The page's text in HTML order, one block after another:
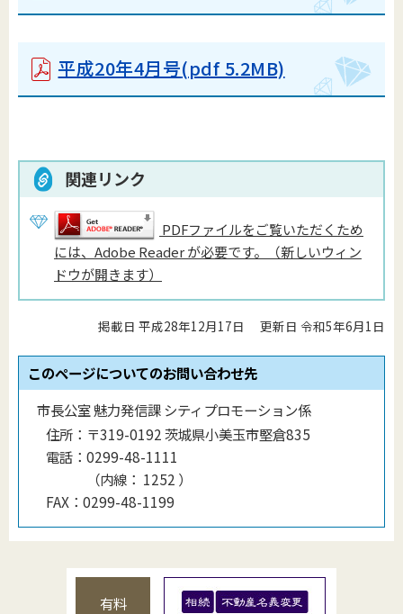
平成20年4月号(pdf 5.2MB)
関連リンク
PDFファイルをご覧いただくため
には、Adobe Reader が必要です。（新しいウィン
ドウが開きます）
掲載日 平成28年12月17日 更新日 令和5年6月1日
このページについてのお問い合わせ先
市長公室 魅力発信課 シティプロモーション係
住所： 〒319-0192 茨城県小美玉市堅倉835
電話： 0299-48-1111
（内線 ： 1252 ）
FAX： 0299-48-1199
有料